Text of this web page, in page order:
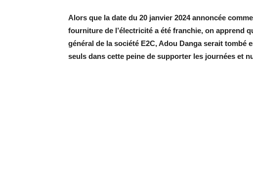
Alors que la date du 20 janvier 2024 annoncée
fourniture de l’électricité a été franchie, on apprend
général de la société E2C, Adou Danga serait tombé
seuls dans cette peine de supporter les journées et